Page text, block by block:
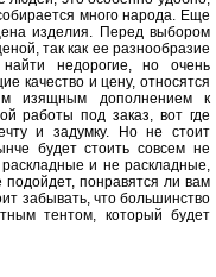
много народа. Еще
изделия. Перед выбором
так как ее разнообразие
недорогие, но очень
качество и цену, относятся
изящным дополнением к
работы под заказ, вот где
и задумку. Но не стоит
будет стоить совсем не
и не раскладные,
понравятся ли вам
забывать, что большинство
тентом, который будет